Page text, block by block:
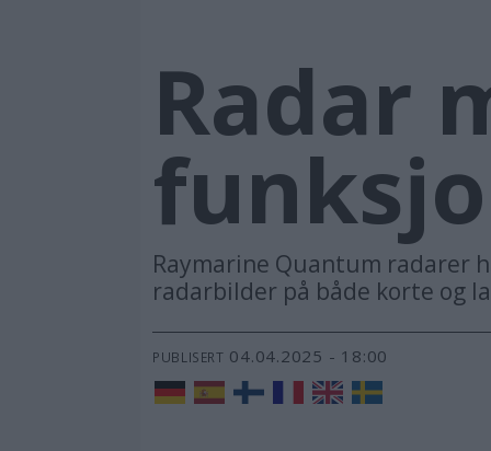
Radar
Raymarine Quantum radarer
radarbilder på både korte og
PUBLISERT 04.04.2025 - 18:00